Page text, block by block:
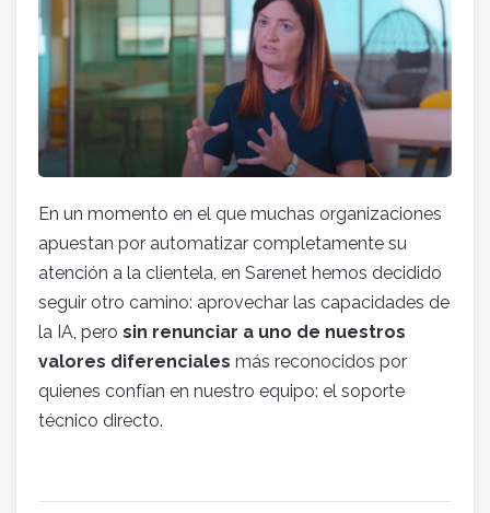
En un momento en el que muchas organizaciones
apuestan por automatizar completamente su
atención a la clientela, en Sarenet hemos decidido
seguir otro camino: aprovechar las capacidades de
la IA, pero sin renunciar a uno de nuestros
valores diferenciales más reconocidos por
quienes confían en nuestro equipo: el soporte
técnico directo.